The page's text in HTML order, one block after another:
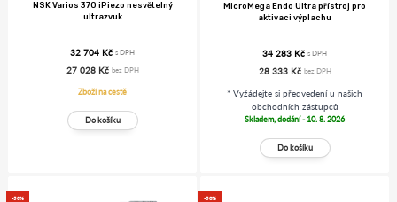
NSK Varios 370 iPiezo nesvětelný
ultrazvuk
32 704 Kč s DPH
27 028 Kč bez DPH
Zboží na cestě
MicroMega Endo Ultra přístroj pro
aktivaci výplachu
34 283 Kč s DPH
28 333 Kč bez DPH
* Vyžádejte si předvedení u našich
obchodních zástupců
Skladem, dodání - 10. 8. 2026
-50% -50%